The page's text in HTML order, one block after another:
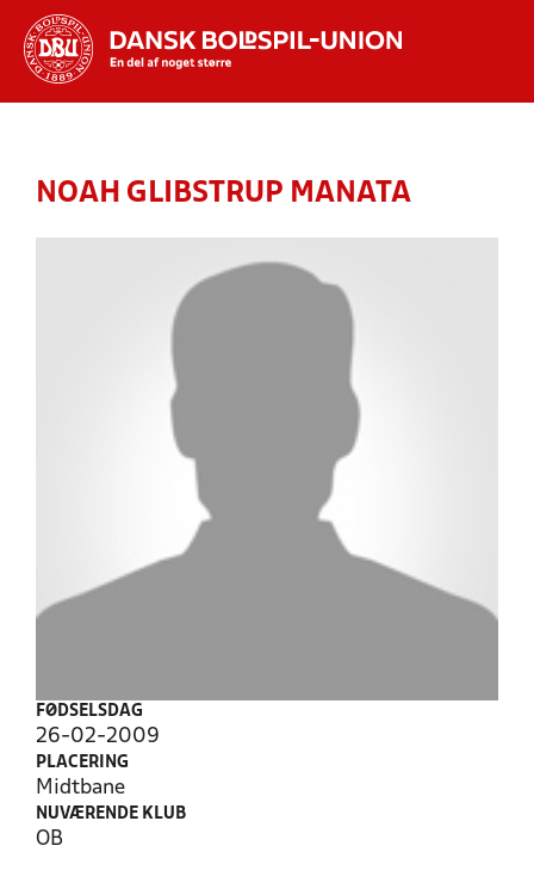
NOAH GLIBSTRUP MANATA
FØDSELSDAG
26-02-2009
PLACERING
Midtbane
NUVÆRENDE KLUB
OB